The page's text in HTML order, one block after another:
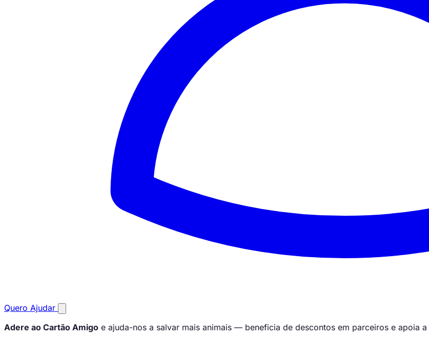
Quero Ajudar
Adere ao Cartão Amigo e ajuda-nos a salvar mais animais — beneficia de descontos em parceiros e apoia a